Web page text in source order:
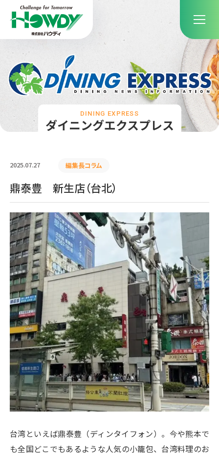
ダイニングエクスプレス
DINING EXPRESS
2025.07.27 編集長コラム
鼎泰豊 新生店（台北）
台湾といえば鼎泰豊（ディンタイフォン）。今や熊本で
も全国どこでもあるような人気の小籠包、台湾料理のお